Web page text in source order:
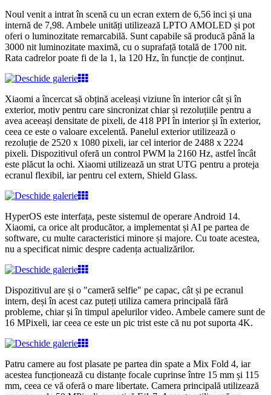
Noul venit a intrat în scenă cu un ecran extern de 6,56 inci și una
internă de 7,98. Ambele unități utilizează LPTO AMOLED și pot
oferi o luminozitate remarcabilă. Sunt capabile să producă până la
3000 nit luminozitate maximă, cu o suprafață totală de 1700 nit.
Rata cadrelor poate fi de la 1, la 120 Hz, în funcție de conținut.
Xiaomi a încercat să obțină aceleași viziune în interior cât și în
exterior, motiv pentru care sincronizat chiar și rezoluțiile pentru a
avea aceeași densitate de pixeli, de 418 PPI în interior și în exterior,
ceea ce este o valoare excelentă. Panelul exterior utilizează o
rezoluție de 2520 x 1080 pixeli, iar cel interior de 2488 x 2224
pixeli. Dispozitivul oferă un control PWM la 2160 Hz, astfel încât
este plăcut la ochi. Xiaomi utilizează un strat UTG pentru a proteja
ecranul flexibil, iar pentru cel extern, Shield Glass.
HyperOS este interfața, peste sistemul de operare Android 14.
Xiaomi, ca orice alt producător, a implementat și AI pe partea de
software, cu multe caracteristici minore și majore. Cu toate acestea,
nu a specificat nimic despre cadența actualizărilor.
Dispozitivul are și o "cameră selfie" pe capac, cât și pe ecranul
intern, deși în acest caz puteți utiliza camera principală fără
probleme, chiar și în timpul apelurilor video. Ambele camere sunt de
16 MPixeli, iar ceea ce este un pic trist este că nu pot suporta 4K.
Patru camere au fost plasate pe partea din spate a Mix Fold 4, iar
acestea funcționează cu distanțe focale cuprinse între 15 mm și 115
mm, ceea ce vă oferă o mare libertate. Camera principală utilizează